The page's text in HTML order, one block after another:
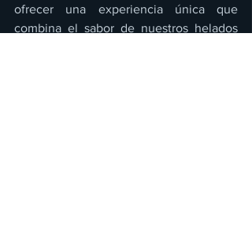
ofrecer una experiencia única que
combina el sabor de nuestros helados